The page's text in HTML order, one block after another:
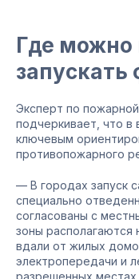
Где можно
запускать
Эксперт по
подчеркивает, что в
ключевым
противопожарного
— В городах запуск
специально
согласованы с
зоны располагаются
вдали от жилых
электропередачи и
разрешенных местах